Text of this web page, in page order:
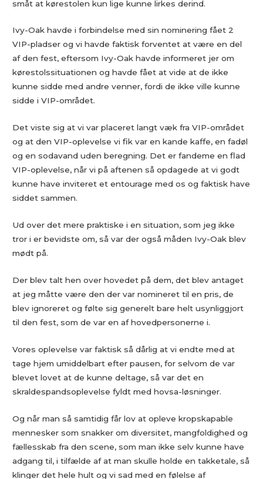
småt at kørestolen kun lige kunne lirkes derind.
Ivy-Oak havde i forbindelse med sin nominering fået 2
VIP-pladser og vi havde faktisk forventet at være en del
af den fest, eftersom Ivy-Oak havde informeret jer om
kørestolssituationen og havde fået at vide at de ikke
kunne sidde med andre venner, fordi de ikke ville kunne
sidde i VIP-området.
Det viste sig at vi var placeret langt væk fra VIP-området
og at den VIP-oplevelse vi fik var en kande kaffe, en fadøl
og en sodavand uden beregning. Det er fandeme en flad
VIP-oplevelse, når vi på aftenen så opdagede at vi godt
kunne have inviteret et entourage med os og faktisk have
siddet sammen.
Ud over det mere praktiske i en situation, som jeg ikke
tror i er bevidste om, så var der også måden Ivy-Oak blev
mødt på.
Der blev talt hen over hovedet på dem, det blev antaget
at jeg måtte være den der var nomineret til en pris, de
blev ignoreret og følte sig generelt bare helt usynliggjort
til den fest, som de var en af hovedpersonerne i.
Vores oplevelse var faktisk så dårlig at vi endte med at
tage hjem umiddelbart efter pausen, for selvom de var
blevet lovet at de kunne deltage, så var det en
skraldespandsoplevelse fyldt med hovsa-løsninger.
Og når man så samtidig får lov at opleve kropskapable
mennesker som snakker om diversitet, mangfoldighed og
fællesskab fra den scene, som man ikke selv kunne have
adgang til, i tilfælde af at man skulle holde en takketale, så
klinger det hele hult og vi sad med en følelse af